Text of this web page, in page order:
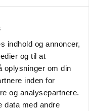
indhold og annoncer,
og til at
oplysninger om din
inden for
og analysepartnere.
data med andre
søges